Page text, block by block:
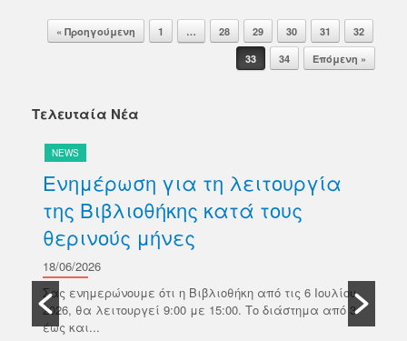
Post navigation
« Προηγούμενη 1 … 28 29 30 31
32
33
34 Επόμενη »
Τελευταία Νέα
NEWS
Ενημέρωση για τη λειτουργία
της Βιβλιοθήκης κατά τους
θερινούς μήνες
18/06/2026
Σας ενημερώνουμε ότι η Βιβλιοθήκη από τις 6 Ιουλίου
2026, θα λειτουργεί 9:00 με 15:00. Το διάστημα από 3
έως και...